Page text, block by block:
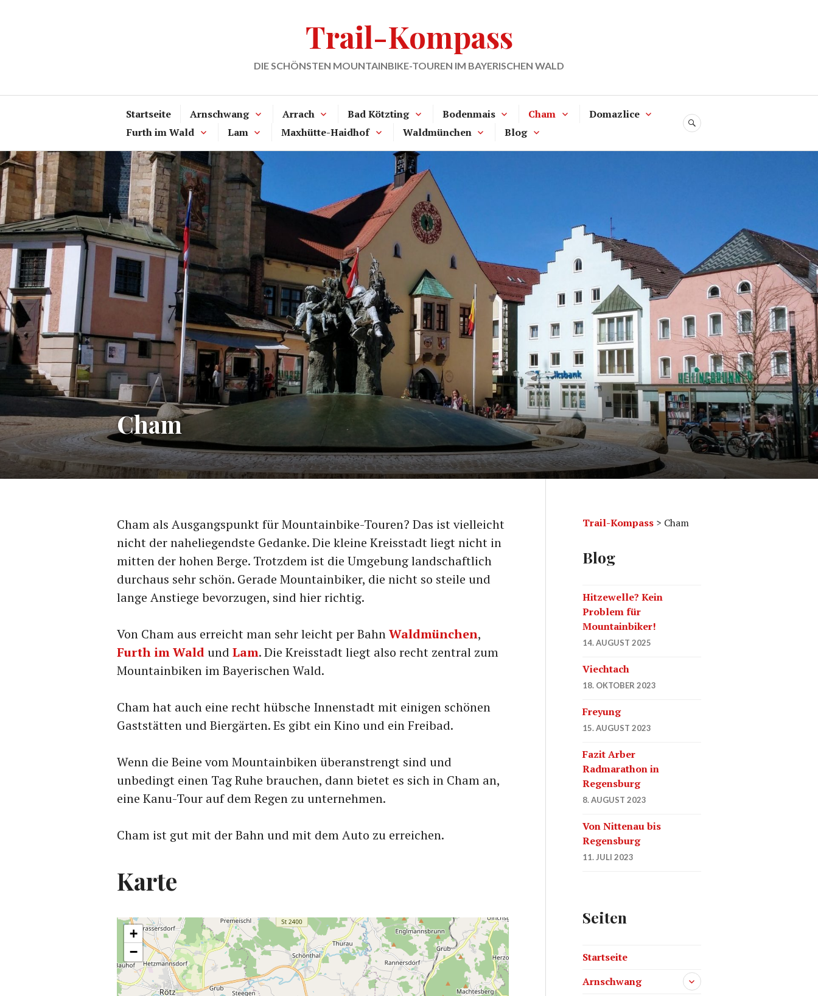
Trail-Kompass
DIE SCHÖNSTEN MOUNTAINBIKE-TOUREN IM BAYERISCHEN WALD
Startseite Arnschwang Arrach Bad Kötzting Bodenmais Cham
Domazlice
Furth im Wald
Lam Maxhütte-Haidhof Waldmünchen Blog
SUCHE
Cham
Cham als Ausgangspunkt für Mountainbike-Touren? Das ist vielleicht
nicht der naheliegendste Gedanke. Die kleine Kreisstadt liegt nicht in
mitten der hohen Berge. Trotzdem ist die Umgebung landschaftlich
durchaus sehr schön. Gerade Mountainbiker, die nicht so steile und
lange Anstiege bevorzugen, sind hier richtig.
Von Cham aus erreicht man sehr leicht per BahnWaldmünchen,
Furth im Wald und Lam. Die Kreisstadt liegt also recht zentral zum
Mountainbiken im Bayerischen Wald.
Cham hat auch eine recht hübsche Innenstadt mit einigen schönen
Gaststätten und Biergärten. Es gibt ein Kino und ein Freibad.
Wenn die Beine vom Mountainbiken überanstrengt sind und
unbedingt einen Tag Ruhe brauchen, dann bietet es sich in Cham an,
eine Kanu-Tour auf dem Regen zu unternehmen.
Cham ist gut mit der Bahn und mit dem Auto zu erreichen.
Karte
+
−
Trail-Kompass > Cham
Blog
Hitzewelle? Kein
Problem für
Mountainbiker!
14. AUGUST 2025
Viechtach
18. OKTOBER 2023
Freyung
15. AUGUST 2023
Fazit Arber
Radmarathon in
Regensburg
8. AUGUST 2023
Von Nittenau bis
Regensburg
11. JULI 2023
Seiten
Startseite
Arnschwang